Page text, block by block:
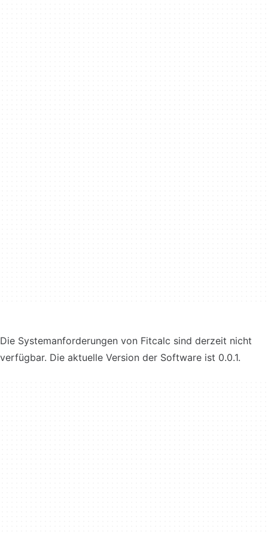
Die Systemanforderungen von Fitcalc sind derzeit nicht
verfügbar. Die aktuelle Version der Software ist 0.0.1.